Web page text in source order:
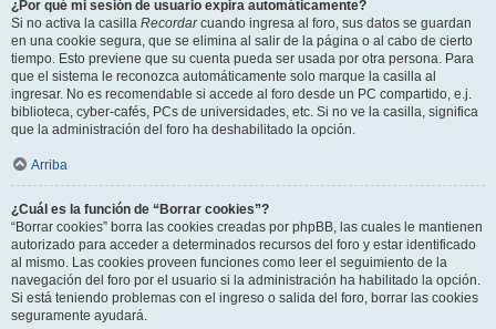
¿Por qué mi sesión de usuario expira automáticamente?
Si no activa la casilla Recordarcuando ingresa al foro, sus datos se guardan
en una cookie segura, que se elimina al salir de la página o al cabo de cierto
tiempo. Esto previene que su cuenta pueda ser usada por otra persona. Para
que el sistema le reconozca automáticamente solo marque la casilla al
ingresar. No es recomendable si accede al foro desde un PC compartido, e.j.
biblioteca, cyber-cafés, PCs de universidades, etc. Si no ve la casilla, significa
que la administración del foro ha deshabilitado la opción.
Arriba
¿Cuál es la función de “Borrar cookies”?
“Borrar cookies” borra las cookies creadas por phpBB, las cuales le mantienen
autorizado para acceder a determinados recursos del foro y estar identificado
al mismo. Las cookies proveen funciones como leer el seguimiento de la
navegación del foro por el usuario si la administración ha habilitado la opción.
Si está teniendo problemas con el ingreso o salida del foro, borrar las cookies
seguramente ayudará.